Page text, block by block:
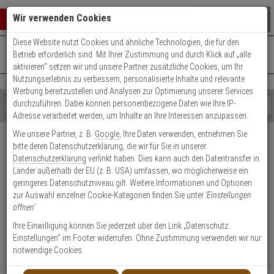
Warenkorb schließen
0 ARTIKEL IM WARENKORB
Ihr Warenkorb ist momentan leer.
Ergebnisse ()
Fertig
Shop
durchsuchen
geben
Sie
mindestens
Zeichen
ein,
um
Suche
wurde
noch
Kategorien
Suche
gestartet
+49 (0)821 899 493-0Mo. - Do.: 8:00 - 16:30 | Fr.: 8:00 - 14:00 Uhr
Kontaktservice nutzen
Versand & Lieferung
Bitte wählen Sie Ihr Lieferland.
Welche Lieferoptionen kann ich nach der Bestellung
auswählen?
Wir verwenden Cookies
Diese Website nutzt Cookies und ähnliche Technologien, die für den
Betrieb erforderlich sind. Mit Ihrer Zustimmung und durch Klick auf „alle
aktivieren“ setzen wir und unsere Partner zusätzliche Cookies, um Ihr
Nutzungserlebnis zu verbessern, personalisierte Inhalte und relevante
Werbung bereitzustellen und Analysen zur Optimierung unserer Services
durchzuführen. Dabei können personenbezogene Daten wie Ihre IP-
Adresse verarbeitet werden, um Inhalte an Ihre Interessen anzupassen.
Wie unsere Partner, z. B. Google , Ihre Daten verwenden, entnehmen Sie
bitte deren Datenschutzerklärung, die wir für Sie in unserer
Datenschutzerklärung verlinkt haben. Dies kann auch den Datentransfer in
Länder außerhalb der EU (z. B. USA) umfassen, wo möglicherweise ein
geringeres Datenschutzniveau gilt. Weitere Informationen und Optionen
zur Auswahl einzelner Cookie-Kategorien finden Sie unter 'Einstellungen
öffnen'.
Ihre Einwilligung können Sie jederzeit über den Link „Datenschutz
Einstellungen“ im Footer widerrufen. Ohne Zustimmung verwenden wir nur
notwendige Cookies.